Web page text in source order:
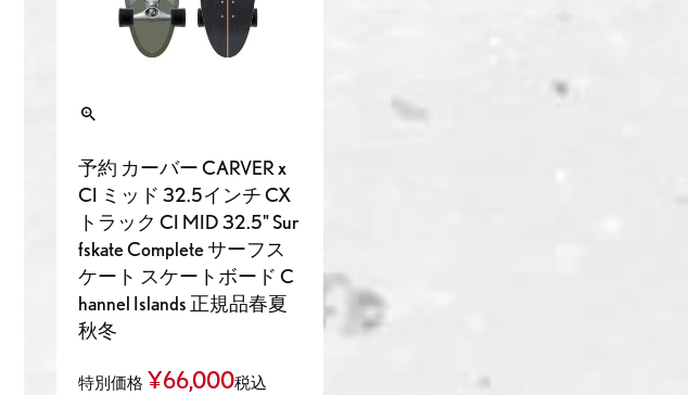
予約 カーバー CARVER x
CI ミッド 32.5インチ CX
トラック CI MID 32.5" Sur
fskate Complete サーフス
ケート スケートボード C
hannel Islands 正規品春夏
秋冬
特別価格 ¥66,000税込